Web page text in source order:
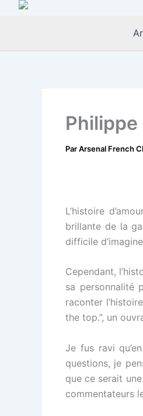
Aller
Philippe
ParArsenal French
L’histoire
brillante de la
difficile
Cependant,
sa personnalité
raconter
the top.”, un
Je fus ravi
questions, je
que ce serait
commentateurs